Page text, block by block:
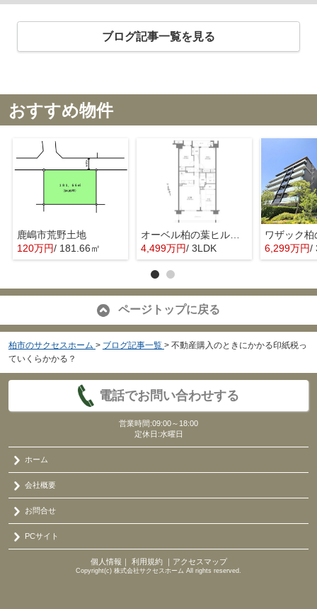
ブログ記事一覧を見る
おすすめ物件
鹿嶋市荒野土地
120万円/ 181.66㎡
オーベル柏の葉ヒルズ壱番館
4,499万円/ 3LDK 6,299万円/
ページトップに戻る
柏市のサクセスホーム > ブログ記事一覧 > 不動産購入のときにかかる印紙税っ
ていくらかかる？
電話でお問い合わせする
営業時間:09:00～18:00
定休日:水曜日
ホーム
会社概要
お問合せ
PCサイト
個人情報 ｜ 利用規約｜ アクセスマップ
Copyright(c) 株式会社サクセスホーム All rights reserved.